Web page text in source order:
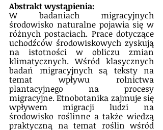
Abstrakt wystąpienia:
W badaniach migracyjnych
środowisko naturalne pojawia się w
różnych postaciach. Prace dotyczące
uchodźców środowiskowych zyskują
na istotności w obliczu zmian
klimatycznych. Wśród klasycznych
badań migracyjnych są teksty na
temat wpływu rolnictwa
plantacyjnego na procesy
migracyjne. Etnobotanika zajmuje się
wpływem migracji ludzi na
środowisko roślinne a także wiedzą
praktyczną na temat roślin wśród